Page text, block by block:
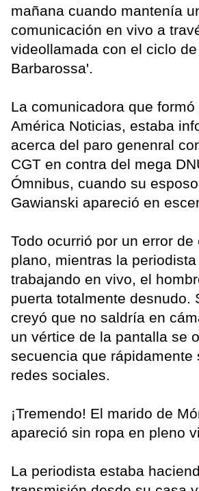
mañana cuando mantenía
comunicación en vivo a
videollamada con el ciclo
Barbarossa'.
La comunicadora que formó
América Noticias, estaba
acerca del paro genenral
CGT en contra del mega
Ómnibus, cuando su
Gawianski apareció en
Todo ocurrió por un error
plano, mientras la
trabajando en vivo, el
puerta totalmente desnudo.
creyó que no saldría en
un vértice de la pantalla se
secuencia que rápidamente
redes sociales.
¡Tremendo! El marido de
apareció sin ropa en pleno
La periodista estaba